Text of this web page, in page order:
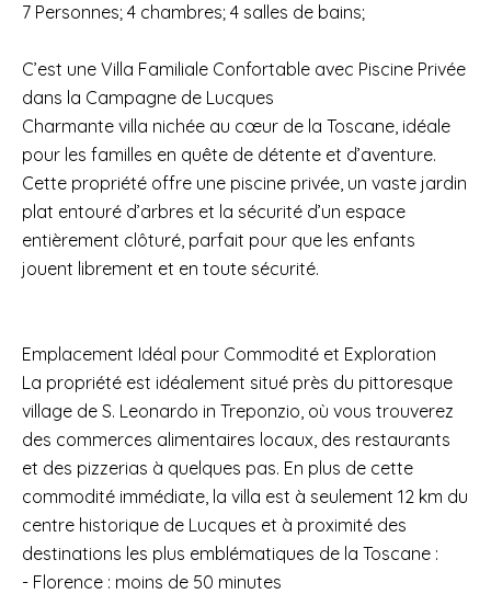
7 Personnes; 4 chambres; 4 salles de bains;
C’est une Villa Familiale Confortable avec Piscine Privée
dans la Campagne de Lucques
Charmante villa nichée au cœur de la Toscane, idéale
pour les familles en quête de détente et d’aventure.
Cette propriété offre une piscine privée, un vaste jardin
plat entouré d’arbres et la sécurité d’un espace
entièrement clôturé, parfait pour que les enfants
jouent librement et en toute sécurité.
Emplacement Idéal pour Commodité et Exploration
La propriété est idéalement situé près du pittoresque
village de S. Leonardo in Treponzio, où vous trouverez
des commerces alimentaires locaux, des restaurants
et des pizzerias à quelques pas. En plus de cette
commodité immédiate, la villa est à seulement 12 km du
centre historique de Lucques et à proximité des
destinations les plus emblématiques de la Toscane :
- Florence : moins de 50 minutes